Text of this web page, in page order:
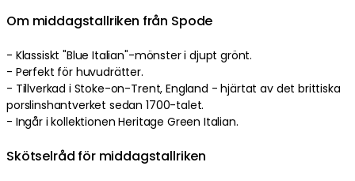
Om middagstallriken från Spode
- Klassiskt "Blue Italian"-mönster i djupt grönt.
- Perfekt för huvudrätter.
- Tillverkad i Stoke-on-Trent, England - hjärtat av det brittiska
porslinshantverket sedan 1700-talet.
- Ingår i kollektionen Heritage Green Italian.
Skötselråd för middagstallriken